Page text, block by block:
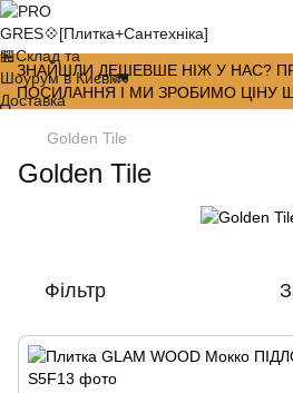
ЗНАЙШЛИ ДЕШЕВШЕ НІЖ У НАС?
ПОСИЛАННЯ І МИ ЗРОБИМО ЦІНУ
Golden Tile
Golden Tile
Фільтр